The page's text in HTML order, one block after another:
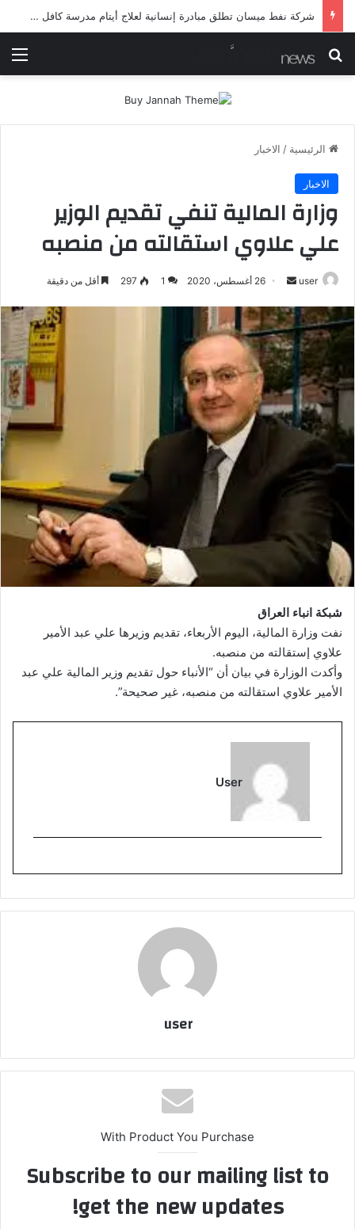
شرطة ميسان تلقي القبض على مطلقي العيارات النارية أثناء تشييع جنائزي في العمارة
بحث عن
الرئيسية / الاخبار
الاخبار
وزارة المالية تنفي تقديم الوزير
علي علاوي استقالته من منصبه
user
أرسل
إلكترونيا
26 أغسطس، 2020 1
297 أقل من دقيقة
شبكة انباء العراق
نفت وزارة المالية، اليوم الأربعاء، تقديم وزيرها علي عبد الأمير
علاوي إستقالته من منصبه.
وأكدت الوزارة في بيان أن “الأنباء حول تقديم وزير المالية علي عبد
الأمير علاوي استقالته من منصبه، غير صحيحة”.
User
user
With Product You Purchase
Subscribe to our mailing list to
get the new updates!